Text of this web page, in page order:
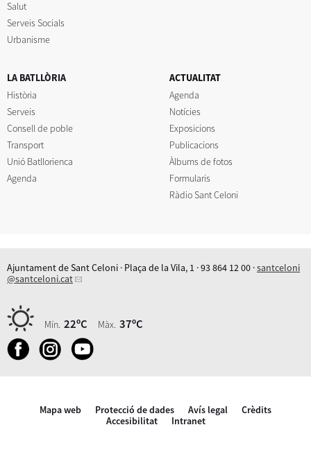
Salut
Serveis Socials
Urbanisme
LA BATLLÒRIA
Història
Serveis
Consell de poble
Transport
Unió Batllorienca
Agenda
ACTUALITAT
Agenda
Notícies
Exposicions
Publicacions
Àlbums de fotos
Formularis
Ràdio Sant Celoni
Ajuntament de Sant Celoni · Plaça de la Vila, 1 · 93 864 12 00 ·santceloni
@santceloni.cat
Mín. 22ºC Màx. 37ºC
Mapa web Protecció de dades Avís legal
Crèdits
Accesibilitat
Intranet